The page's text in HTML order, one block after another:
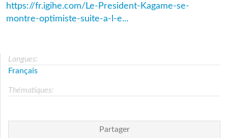
https://fr.igihe.com/Le-President-Kagame-se-
montre-optimiste-suite-a-l-e...
Langues:
Français
Thématiques:
Partager